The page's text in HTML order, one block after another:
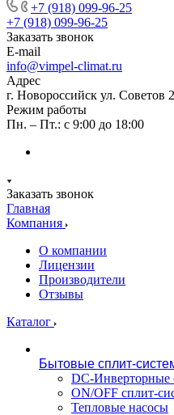
+7 (918) 099-96-25
+7 (918) 099-96-25
Заказать звонок
E-mail
info@vimpel-climat.ru
Адрес
г. Новороссийск ул. Советов
Режим работы
Пн. – Пт.: с 9:00 до 18:00
Заказать звонок
Главная
Компания
О компании
Лицензии
Производители
Отзывы
Каталог
Бытовые сплит-
DC-Инверторные
ON/OFF сплит-
Тепловые насосы